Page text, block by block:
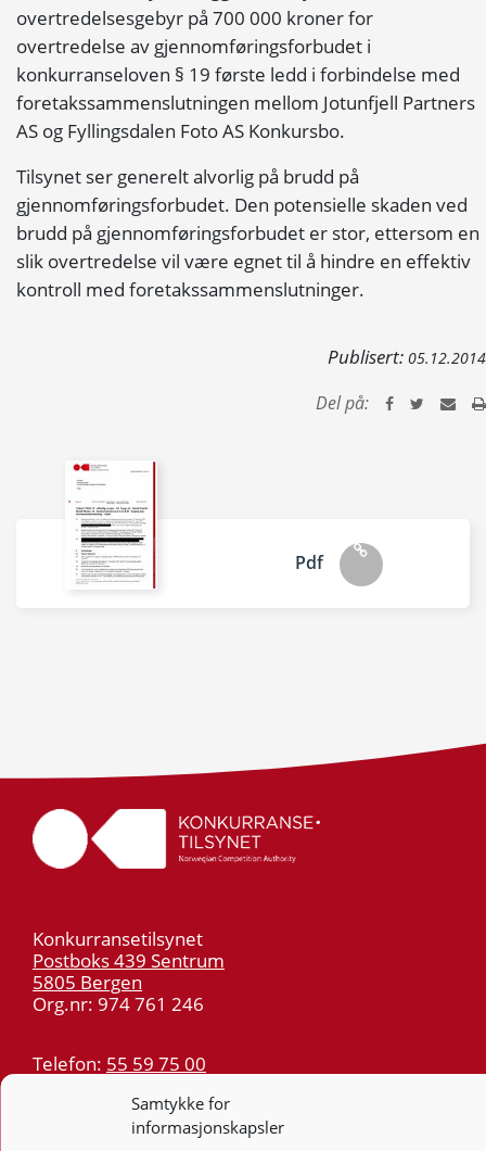
Samtykke for
informasjonskapsler
overtredelsesgebyr på 700 000 kroner for
overtredelse av gjennomføringsforbudet i
konkurranseloven § 19 første ledd i forbindelse med
foretakssammenslutningen mellom Jotunfjell Partners
AS og Fyllingsdalen Foto AS Konkursbo.
Tilsynet ser generelt alvorlig på brudd på
gjennomføringsforbudet. Den potensielle skaden ved
brudd på gjennomføringsforbudet er stor, ettersom en
slik overtredelse vil være egnet til å hindre en effektiv
kontroll med foretakssammenslutninger.
Publisert: 05.12.2014
Del på:
Pdf
Konkurransetilsynet
Postboks 439 Sentrum
5805 Bergen
Org.nr: 974 761 246
Telefon: 55 59 75 00
Nyhetsvarsel >>